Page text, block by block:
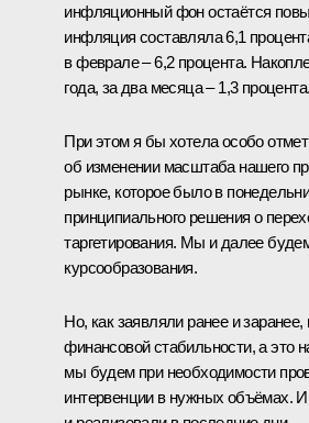
инфляционный фон остаётся
инфляция составляла 6,1
в феврале – 6,2 процента.
года, за два месяца – 1,3 процента.
При этом я бы хотела особо
об изменении масштаба нашего
рынке, которое было в
принципиального решения о
таргетирования. Мы и далее
курсообразования.
Но, как заявляли ранее и
финансовой стабильности, а это
мы будем при необходимости
интервенции в нужных объёмах.